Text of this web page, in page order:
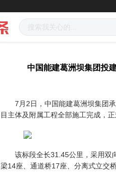
中国能建葛洲坝集团投
7月2日，中国能建葛洲坝集团承
目主体及附属工程全部施工完成，
该标段全长31.45公里，采用双
梁14座、通道桥17座、分离式立交